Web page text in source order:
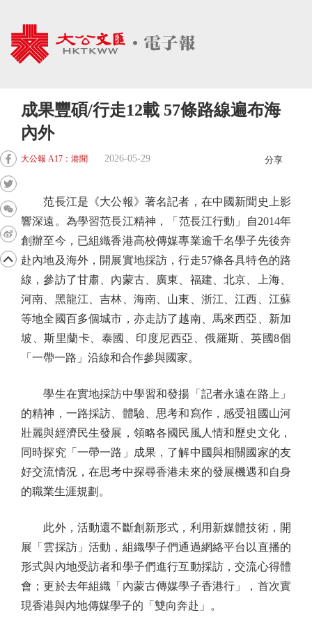
成果豐碩/行走12載 57條路線遍布海
內外
大公報 A17：港聞 2026-05-29 分享
范長江是《大公報》著名記者，在中國新聞史上影
響深遠。為學習范長江精神，「范長江行動」自2014年
創辦至今，已組織香港高校傳媒專業逾千名學子先後奔
赴內地及海外，開展實地採訪，行走57條各具特色的路
線，參訪了甘肅、內蒙古、廣東、福建、北京、上海、
河南、黑龍江、吉林、海南、山東、浙江、江西、江蘇
等地全國百多個城市，亦走訪了越南、馬來西亞、新加
坡、斯里蘭卡、泰國、印度尼西亞、俄羅斯、英國8個
「一帶一路」沿線和合作參與國家。
學生在實地採訪中學習和發揚「記者永遠在路上」
的精神，一路採訪、體驗、思考和寫作，感受祖國山河
壯麗與經濟民生發展，領略各國民風人情和歷史文化，
同時探究「一帶一路」成果，了解中國與相關國家的友
好交流情況，在思考中探尋香港未來的發展機遇和自身
的職業生涯規劃。
此外，活動還不斷創新形式，利用新媒體技術，開
展「雲採訪」活動，組織學子們通過網絡平台以直播的
形式與內地受訪者和學子們進行互動採訪，交流心得體
會；更於去年組織「內蒙古傳媒學子香港行」，首次實
現香港與內地傳媒學子的「雙向奔赴」。